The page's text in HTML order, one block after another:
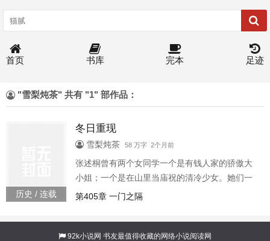
首页 书库 完本 足迹
"雪梨炖茶" 共有 "1" 部作品：
历史 / 连载
冬日重现
雪梨炖茶 58 万字 2个月前
张述桐曾有两个女同学一个是有钱人家的骄傲大
小姐；一个是在山里当庙祝的清冷少女。她们一
个被杀死在八冬日重现197166
第405章 一门之隔
92k小说网 书友最值得收藏的网络小说阅读网